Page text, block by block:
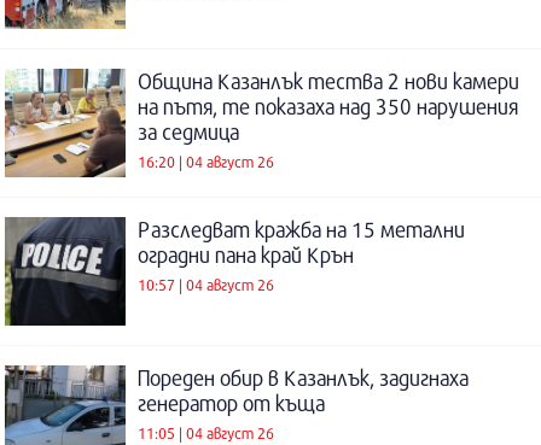
Община Казанлък тества 2 нови камери
на пътя, те показаха над 350 нарушения
за седмица
16:20 | 04 август 26
Разследват кражба на 15 метални
оградни пана край Крън
10:57 | 04 август 26
Пореден обир в Казанлък, задигнаха
генератор от къща
11:05 | 04 август 26